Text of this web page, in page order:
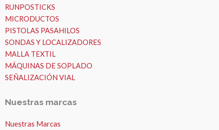
RUNPOSTICKS
MICRODUCTOS
PISTOLAS PASAHILOS
SONDAS Y LOCALIZADORES
MALLA TEXTIL
MÁQUINAS DE SOPLADO
SEÑALIZACIÓN VIAL
Nuestras marcas
Nuestras Marcas